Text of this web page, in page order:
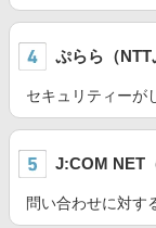
ぷらら（NTT
セキュリティーが
J:COM NET
問い合わせに対す